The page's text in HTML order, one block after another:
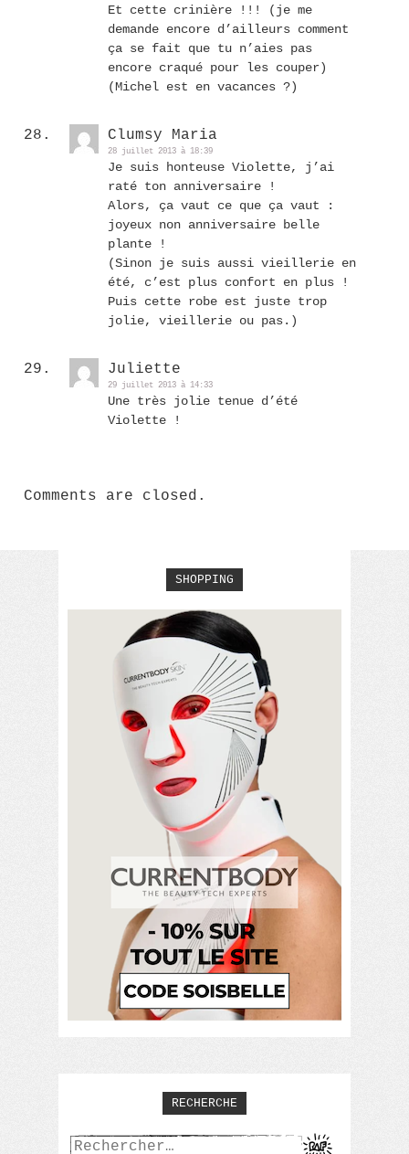
Et cette crinière !!! (je me
demande encore d’ailleurs comment
ça se fait que tu n’aies pas
encore craqué pour les couper)
(Michel est en vacances ?)
Clumsy Maria
28 juillet 2013 à 18:39
Je suis honteuse Violette, j’ai
raté ton anniversaire !
Alors, ça vaut ce que ça vaut :
joyeux non anniversaire belle
plante !
(Sinon je suis aussi vieillerie en
été, c’est plus confort en plus !
Puis cette robe est juste trop
jolie, vieillerie ou pas.)
Juliette
29 juillet 2013 à 14:33
Une très jolie tenue d’été
Violette !
Comments are closed.
SHOPPING
RECHERCHE
Rechercher :